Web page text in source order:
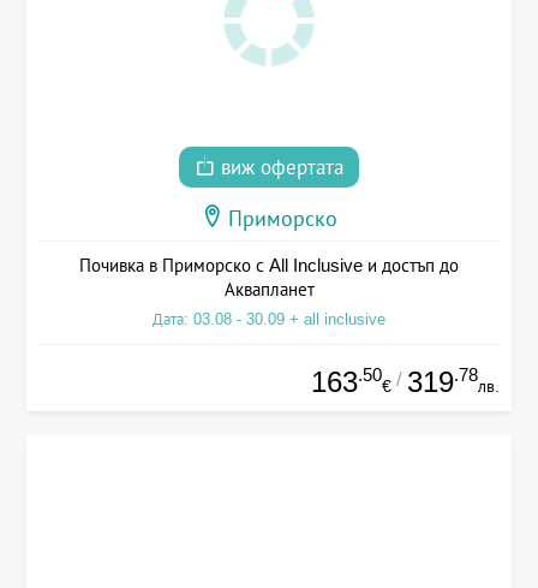
виж офертата
Приморско
Почивка в Приморско с All Inclusive и достъп до
Аквапланет
Дата: 03.08 - 30.09 + all inclusive
163.50
€ / 319.78
лв.